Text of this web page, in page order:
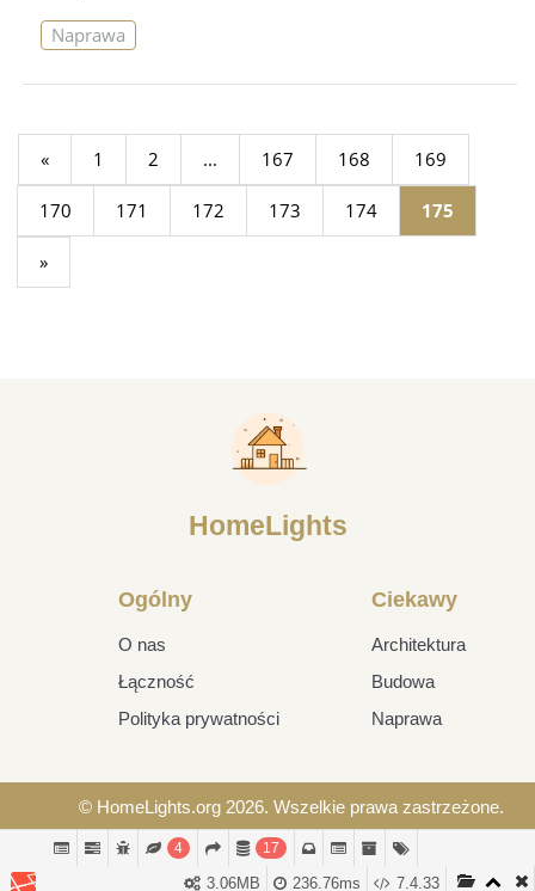
Naprawa
« 1 2 ... 167 168 169
170 171 172 173 174 175
»
HomeLights
Ogólny
O nas
Łączność
Polityka prywatności
Ciekawy
Architektura
Budowa
Naprawa
© HomeLights.org 2026. Wszelkie prawa zastrzeżone.
4 17
7.4.33
236.76ms
3.06MB